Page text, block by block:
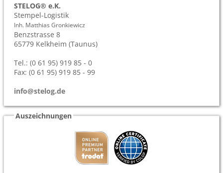
STELOG® e.K.
Stempel-Logistik
Inh. Matthias Gronkiewicz
Benzstrasse 8
65779 Kelkheim (Taunus)
Tel.: (0 61 95) 919 85 - 0
Fax: (0 61 95) 919 85 - 99
info@stelog.de
Auszeichnungen